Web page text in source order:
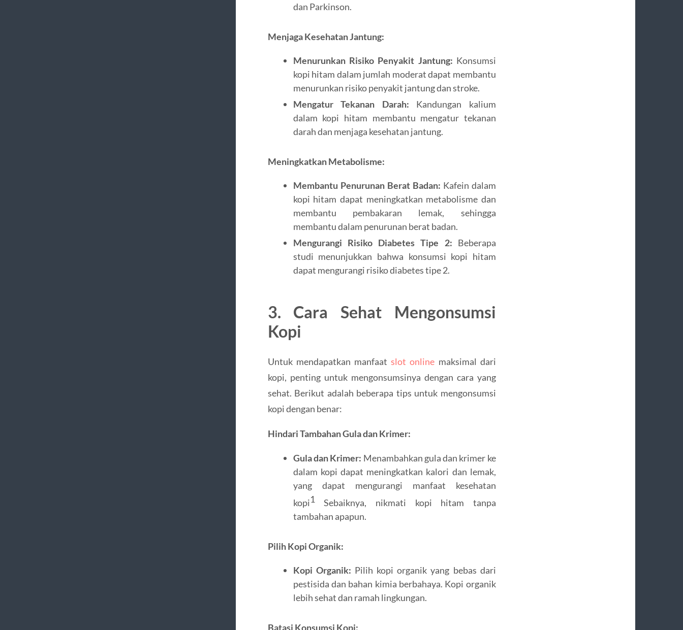
dan Parkinson.
Menjaga Kesehatan Jantung:
Menurunkan Risiko Penyakit Jantung: Konsumsi
kopi hitam dalam jumlah moderat dapat membantu
menurunkan risiko penyakit jantung dan stroke.
Mengatur Tekanan Darah: Kandungan kalium
dalam kopi hitam membantu mengatur tekanan
darah dan menjaga kesehatan jantung.
Meningkatkan Metabolisme:
Membantu Penurunan Berat Badan: Kafein dalam
kopi hitam dapat meningkatkan metabolisme dan
membantu pembakaran lemak, sehingga
membantu dalam penurunan berat badan.
Mengurangi Risiko Diabetes Tipe 2: Beberapa
studi menunjukkan bahwa konsumsi kopi hitam
dapat mengurangi risiko diabetes tipe 2.
3. Cara Sehat Mengonsumsi
Kopi
Untuk mendapatkan manfaatslot online maksimal dari
kopi, penting untuk mengonsumsinya dengan cara yang
sehat. Berikut adalah beberapa tips untuk mengonsumsi
kopi dengan benar:
Hindari Tambahan Gula dan Krimer:
Gula dan Krimer: Menambahkan gula dan krimer ke
dalam kopi dapat meningkatkan kalori dan lemak,
yang dapat mengurangi manfaat kesehatan
kopi1Sebaiknya, nikmati kopi hitam tanpa
tambahan apapun.
Pilih Kopi Organik:
Kopi Organik: Pilih kopi organik yang bebas dari
pestisida dan bahan kimia berbahaya. Kopi organik
lebih sehat dan ramah lingkungan.
Batasi Konsumsi Kopi: